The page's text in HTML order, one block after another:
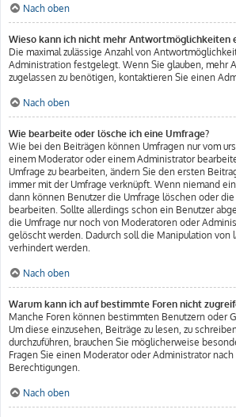
Nach oben
Wieso kann ich nicht mehr Antwortmöglichkeiten
Die maximal zulässige Anzahl von
Administration festgelegt. Wenn Sie glauben, mehr
zugelassen zu benötigen, kontaktieren Sie einen
Nach oben
Wie bearbeite oder lösche ich eine Umfrage?
Wie bei den Beiträgen können Umfragen nur vom
einem Moderator oder einem Administrator
Umfrage zu bearbeiten, ändern Sie den ersten
immer mit der Umfrage verknüpft. Wenn niemand
dann können Benutzer die Umfrage löschen oder
bearbeiten. Sollte allerdings schon ein Benutzer
die Umfrage nur noch von Moderatoren oder
gelöscht werden. Dadurch soll die Manipulation von
verhindert werden.
Nach oben
Warum kann ich auf bestimmte Foren nicht
Manche Foren können bestimmten Benutzern oder
Um diese einzusehen, Beiträge zu lesen, zu
durchzuführen, brauchen Sie möglicherweise
Fragen Sie einen Moderator oder Administrator
Berechtigungen.
Nach oben